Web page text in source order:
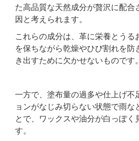
た高品質な天然成分が贅沢に配合
因と考えられます。
これらの成分は、革に栄養とうる
を保ちながら乾燥やひび割れを防
き出すために欠かせないものです。
一方で、塗布量の過多や仕上げ不
ョンがなじみ切らない状態で雨な
とで、ワックスや油分が白っぽく
す。